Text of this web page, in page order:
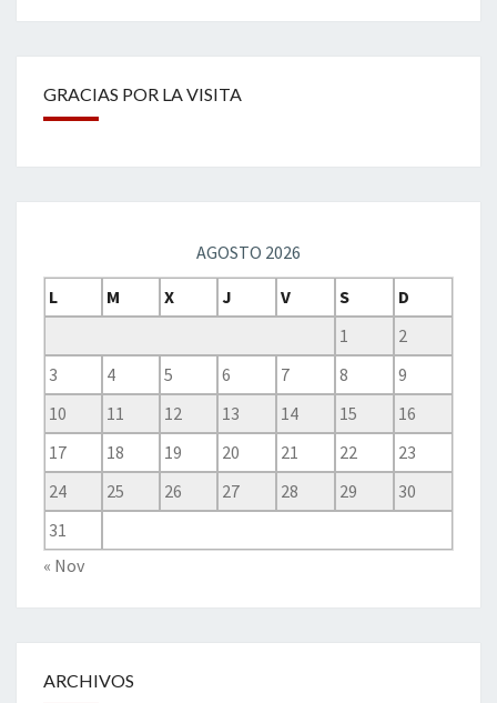
GRACIAS POR LA VISITA
AGOSTO 2026
L
M X J V S
D
1
2
3
4 5 6 7 8
9
10
11 12 13 14 15
16
17
18 19 20 21 22
23
24
25 26 27 28 29
30
31
« Nov
ARCHIVOS